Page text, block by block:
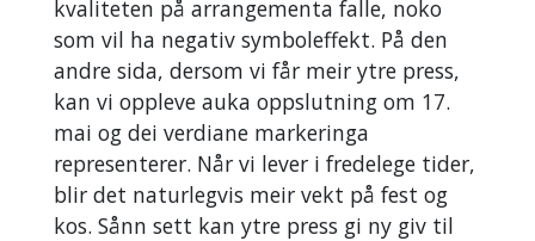
kvaliteten på arrangementa falle, noko
som vil ha negativ symboleffekt. På den
andre sida, dersom vi får meir ytre press,
kan vi oppleve auka oppslutning om 17.
mai og dei verdiane markeringa
representerer. Når vi lever i fredelege tider,
blir det naturlegvis meir vekt på fest og
kos. Sånn sett kan ytre press gi ny giv til